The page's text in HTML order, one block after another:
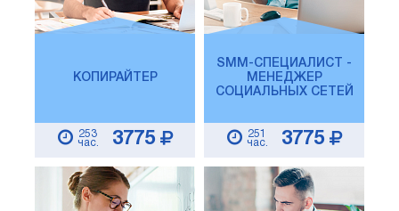
КОПИРАЙТЕР
253
час.
3775
SMM-СПЕЦИАЛИСТ -
МЕНЕДЖЕР
СОЦИАЛЬНЫХ СЕТЕЙ
251
час.
3775